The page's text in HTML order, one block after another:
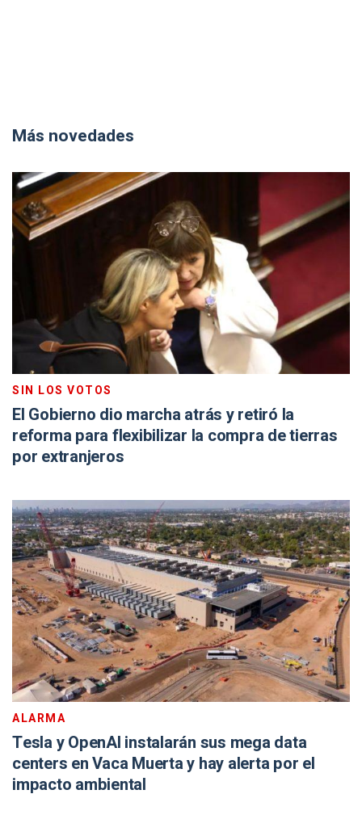
Más novedades
SIN LOS VOTOS
El Gobierno dio marcha atrás y retiró la
reforma para flexibilizar la compra de tierras
por extranjeros
ALARMA
Tesla y OpenAI instalarán sus mega data
centers en Vaca Muerta y hay alerta por el
impacto ambiental